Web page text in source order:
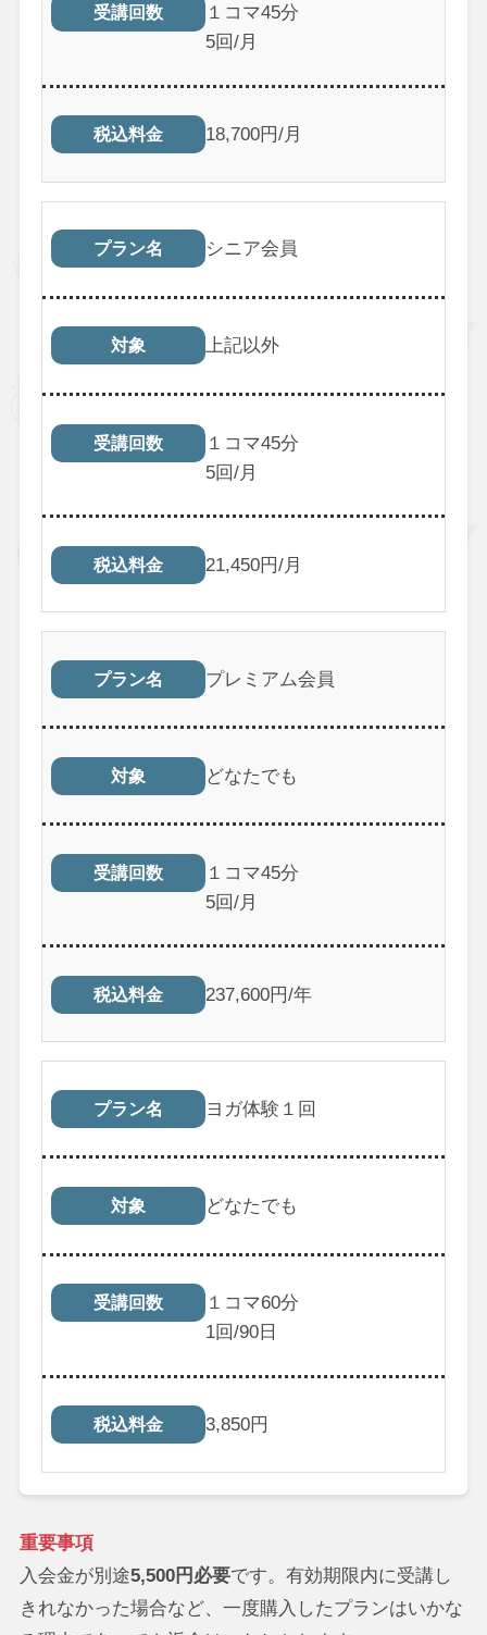
受講回数
１コマ45分
5回/月
税込料金 18,700円/月
プラン名 シニア会員
対象 上記以外
受講回数
１コマ45分
5回/月
税込料金 21,450円/月
プラン名 プレミアム会員
対象 どなたでも
受講回数
１コマ45分
5回/月
税込料金 237,600円/年
プラン名 ヨガ体験１回
対象 どなたでも
受講回数
１コマ60分
1回/90日
税込料金 3,850円
重要事項
入会金が別途5,500円必要です。有効期限内に受講し
きれなかった場合など、一度購入したプランはいかな